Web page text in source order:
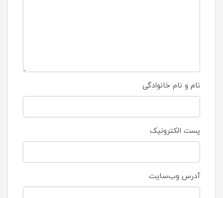
نام و نام خانوادگی
پست الکترونیک
آدرس وب‌سایت